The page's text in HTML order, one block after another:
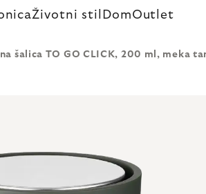
Životni stil DomOutlet
šalica TO GO CLICK, 200 ml, meka